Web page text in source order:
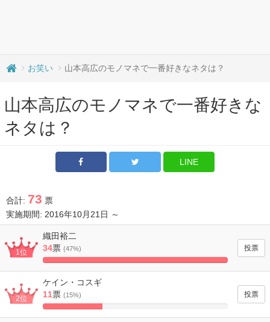
お笑い 山本高広のモノマネで一番好きなネタは？
山本高広のモノマネで一番好きな
ネタは？
LINE
合計: 73 票
実施期間: 2016年10月21日 ～
1位
織田裕二
34票 (47%)
100%
2位
ケイン・コスギ
11票 (15%)
32.352941176471%